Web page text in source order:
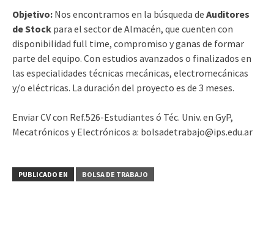
Objetivo: Nos encontramos en la búsqueda de Auditores
de Stock para el sector de Almacén, que cuenten con
disponibilidad full time, compromiso y ganas de formar
parte del equipo. Con estudios avanzados o finalizados en
las especialidades técnicas mecánicas, electromecánicas
y/o eléctricas. La duración del proyecto es de 3 meses.
Enviar CV con Ref.526-Estudiantes ó Téc. Univ. en GyP,
Mecatrónicos y Electrónicos a: bolsadetrabajo@ips.edu.ar
PUBLICADO EN BOLSA DE TRABAJO